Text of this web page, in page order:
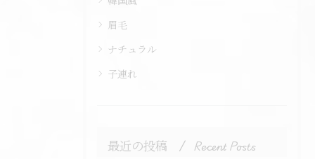
眉毛
ナチュラル
子連れ
最近の投稿 Recent Posts